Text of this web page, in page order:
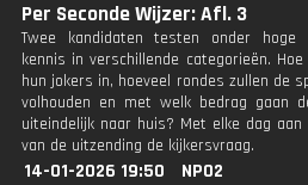
Per Seconde Wijzer: Afl. 3
Twee kandidaten testen onder hoge
kennis in verschillende categorieën.
hun jokers in, hoeveel rondes zullen de
volhouden en met welk bedrag gaan
uiteindelijk naar huis? Met elke dag
van de uitzending de kijkersvraag.
14-01-2026 19:50
NPO2